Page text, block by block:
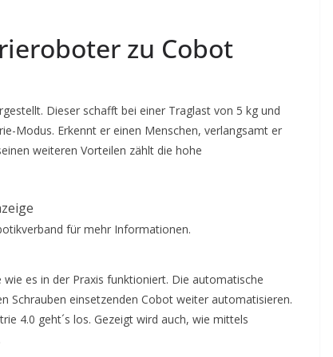
zu Cobot
Dieser schafft bei einer Traglast von 5 kg und
Modus. Erkennt er einen Menschen, verlangsamt er
weiteren Vorteilen zählt die hohe
für mehr Informationen.
es in der Praxis funktioniert. Die automatische
Schrauben einsetzenden Cobot weiter automatisieren.
4.0 geht´s los. Gezeigt wird auch, wie mittels